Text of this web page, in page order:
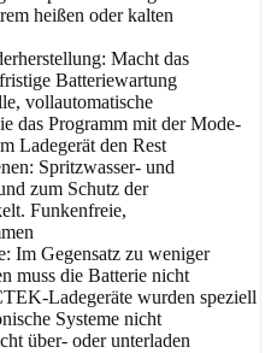
heißen oder kalten
Macht das
Batteriewartung
vollautomatische
das Programm mit der Mode-
Ladegerät den Rest
Spritzwasser- und
zum Schutz der
Funkenfreie,
Im Gegensatz zu weniger
muss die Batterie nicht
Ladegeräte wurden speziell
Systeme nicht
über- oder unterladen